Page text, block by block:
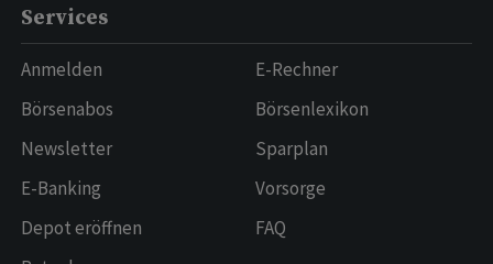
Services
Anmelden
Börsenabos
Newsletter
E-Banking
Depot eröffnen
E-Rechner
Börsenlexikon
Sparplan
Vorsorge
FAQ